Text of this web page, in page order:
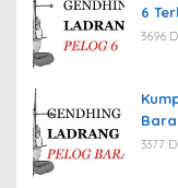
6
3696
3377